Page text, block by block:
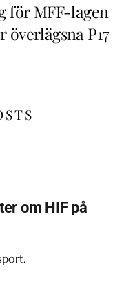
för MFF-lagen
överlägsna P17
om HIF på